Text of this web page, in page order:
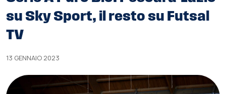
su Sky Sport, il resto su Futsal
TV
13 GENNAIO 2023